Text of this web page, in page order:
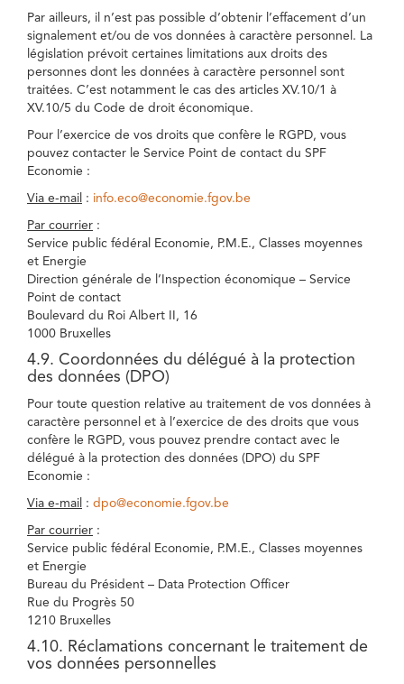
Par ailleurs, il n’est pas possible d’obtenir l’effacement d’un
signalement et/ou de vos données à caractère personnel. La
législation prévoit certaines limitations aux droits des
personnes dont les données à caractère personnel sont
traitées. C’est notamment le cas des articles XV.10/1 à
XV.10/5 du Code de droit économique.
Pour l’exercice de vos droits que confère le RGPD, vous
pouvez contacter le Service Point de contact du SPF
Economie :
Via e-mail : info.eco@economie.fgov.be
Par courrier :
Service public fédéral Economie, P.M.E., Classes moyennes
et Energie
Direction générale de l’Inspection économique – Service
Point de contact
Boulevard du Roi Albert II, 16
1000 Bruxelles
4.9. Coordonnées du délégué à la protection
des données (DPO)
Pour toute question relative au traitement de vos données à
caractère personnel et à l’exercice de des droits que vous
confère le RGPD, vous pouvez prendre contact avec le
délégué à la protection des données (DPO) du SPF
Economie :
Via e-mail : dpo@economie.fgov.be
Par courrier :
Service public fédéral Economie, P.M.E., Classes moyennes
et Energie
Bureau du Président – Data Protection Officer
Rue du Progrès 50
1210 Bruxelles
4.10. Réclamations concernant le traitement de
vos données personnelles